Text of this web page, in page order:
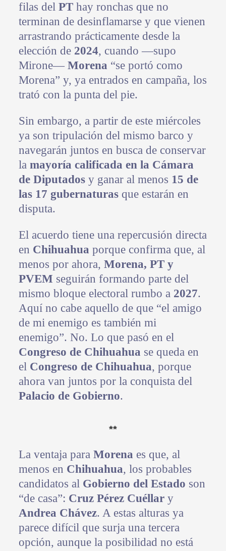
filas del PThay ronchas que no
terminan de desinflamarse y que vienen
arrastrando prácticamente desde la
elección de 2024, cuando —supo
Mirone— Morena “se portó como
Morena” y, ya entrados en campaña, los
trató con la punta del pie.
Sin embargo, a partir de este miércoles
ya son tripulación del mismo barco y
navegarán juntos en busca de conservar
la mayoría calificada en la Cámara
de Diputadosy ganar al menos 15 de
las 17 gubernaturasque estarán en
disputa.
El acuerdo tiene una repercusión directa
en Chihuahua porque confirma que, al
menos por ahora, Morena, PT y
PVEM seguirán formando parte del
mismo bloque electoral rumbo a 2027.
Aquí no cabe aquello de que “el amigo
de mi enemigo es también mi
enemigo”. No. Lo que pasó en el
Congreso de Chihuahua se queda en
el Congreso de Chihuahua, porque
ahora van juntos por la conquista del
Palacio de Gobierno.
**
La ventaja para Morena es que, al
menos en Chihuahua, los probables
candidatos al Gobierno del Estado son
“de casa”: Cruz Pérez Cuéllary
Andrea Chávez. A estas alturas ya
parece difícil que surja una tercera
opción, aunque la posibilidad no está